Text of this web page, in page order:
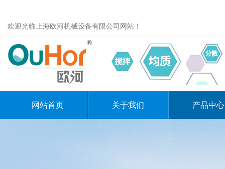
欢迎光临上海欧河机械设备有限公司网站！
网站首页 关于我们 产品中心